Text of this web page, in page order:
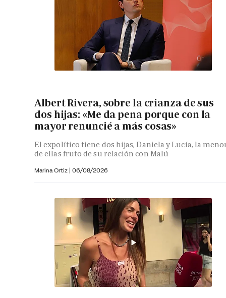
Albert Rivera, sobre la crianza de sus
dos hijas: «Me da pena porque con la
mayor renuncié a más cosas»
El expolítico tiene dos hijas, Daniela y Lucía, la
de ellas fruto de su relación con Malú
Marina Ortiz | 06/08/2026